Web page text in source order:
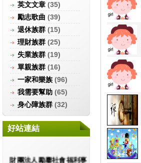
英文文章 (35)
勵志歌曲 (39)
退休族群 (15)
理財族群 (25)
失業族群 (19)
單親族群 (16)
一家和樂族 (96)
我需要幫助 (65)
身心障族群 (32)
好站連結
財團法人勵馨社會福利事